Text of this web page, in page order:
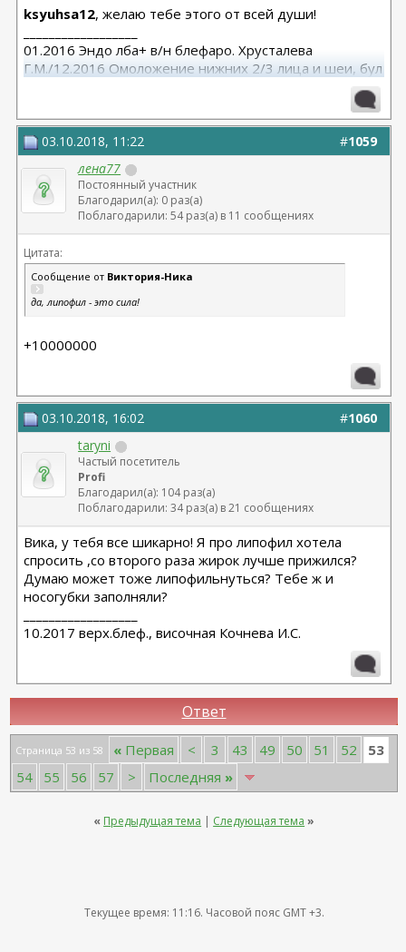
ksyuhsa12, желаю тебе этого от всей души!
01.2016 Эндо лба+ в/н блефаро. Хрусталева
Г.М./12.2016 Омоложение нижних 2/3 лица и шеи, бул
#1059
03.10.2018, 11:22
лена77
Постоянный участник
Благодарил(а): 0 раз(а)
Поблагодарили: 54 раз(а) в 11 сообщениях
Цитата:
Сообщение от Виктория-Ника
да, липофил - это сила!
+10000000
#1060
03.10.2018, 16:02
taryni
Частый посетитель
Profi
Благодарил(а): 104 раз(а)
Поблагодарили: 34 раз(а) в 21 сообщениях
Вика, у тебя все шикарно! Я про липофил хотела
спросить ,со второго раза жирок лучше прижился?
Думаю может тоже липофильнуться? Тебе ж и
носогубки заполняли?
10.2017 верх.блеф., височная Кочнева И.С.
Ответ
Страница 53 из 58 « Первая < 3 43 49 50 51 52
53
54
55 56 57 > Последняя »
« Предыдущая тема | Следующая тема »
Текущее время: 11:16. Часовой пояс GMT +3.